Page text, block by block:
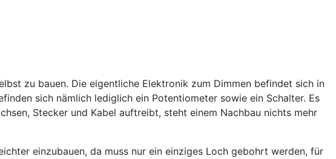
zu bauen. Die eigentliche Elektronik zum Dimmen befindet sich in
sich nämlich lediglich ein Potentiometer sowie ein Schalter. Es
Stecker und Kabel auftreibt, steht einem Nachbau nichts mehr
einzubauen, da muss nur ein einziges Loch gebohrt werden, für